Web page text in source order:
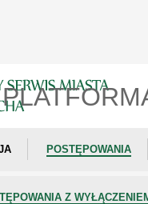
POSTĘPOWANIA
Z